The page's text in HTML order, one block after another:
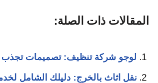
المقالات ذات الصلة:
لوجو شركة تنظيف: تصميمات تجذب
نقل اثاث بالخرج: دليلك الشامل